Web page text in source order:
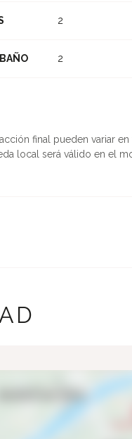
2
2
final pueden variar
local será válido en el